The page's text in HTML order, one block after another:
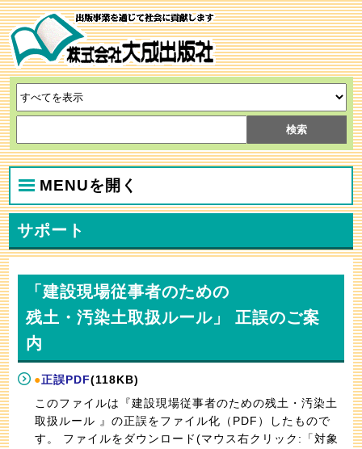
MENUを開く
サポート
「建設現場従事者のための
残土・汚染土取扱ルール」 正誤のご案
内
●正誤PDF(118KB)
このファイルは『建設現場従事者のための残土・汚染土
取扱ルール 』の正誤をファイル化（PDF）したもので
す。 ファイルをダウンロード(マウス右クリック:「対象